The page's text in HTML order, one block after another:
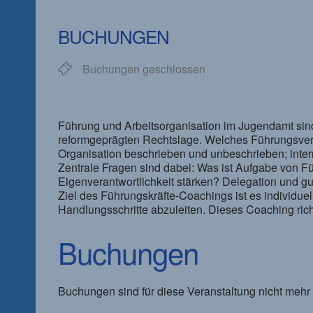
BUCHUNGEN
Buchungen geschlossen
Führung und Arbeitsorganisation im Jugendamt
reformgeprägten Rechtslage. Welches
Organisation beschrieben und unbeschrieben;
Zentrale Fragen sind dabei: Was ist Aufgabe von
Eigenverantwortlichkeit stärken? Delegation und
Ziel des Führungskräfte-Coachings ist es
Handlungsschritte abzuleiten. Dieses Coaching
Buchungen
Buchungen sind für diese Veranstaltung nicht